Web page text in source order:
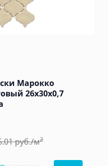
Марокко
26x30x0,7
руб./м2